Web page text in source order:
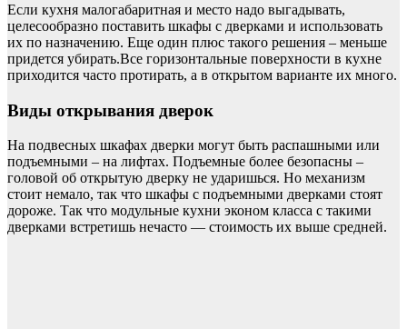
Если кухня малогабаритная и место надо выгадывать,
целесообразно поставить шкафы с дверками и использовать
их по назначению. Еще один плюс такого решения – меньше
придется убирать.Все горизонтальные поверхности в кухне
приходится часто протирать, а в открытом варианте их много.
Виды открывания дверок
На подвесных шкафах дверки могут быть распашными или
подъемными – на лифтах. Подъемные более безопасны –
головой об открытую дверку не ударишься. Но механизм
стоит немало, так что шкафы с подъемными дверками стоят
дороже. Так что модульные кухни эконом класса с такими
дверками встретишь нечасто — стоимость их выше средней.